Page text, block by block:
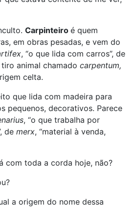
Carpinteiro é quem
em obras pesadas, e vem do
, “o que lida com carros”, de
animal chamado carpentum,
celta.
que lida com madeira para
pequenos, decorativos. Parece
, “o que trabalha por
de merx, “material à venda,
com toda a corda hoje, não?
a origem do nome dessa